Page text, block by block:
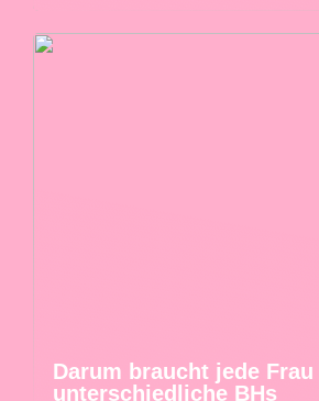
Darum braucht jede Frau
unterschiedliche BHs